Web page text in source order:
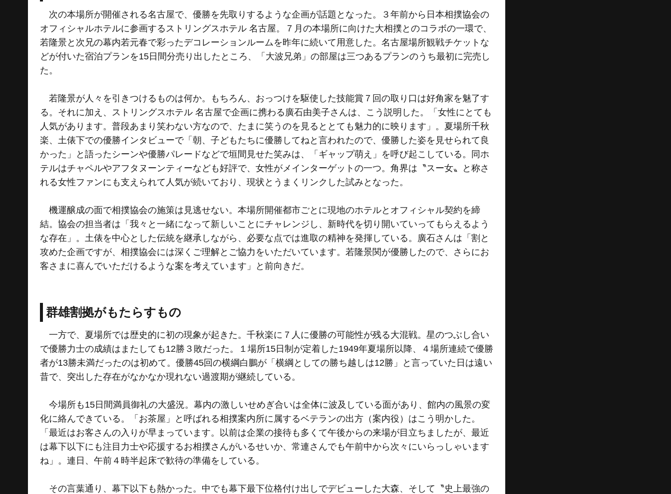
次の本場所が開催される名古屋で、優勝を先取りするような企画が話題となった。３年前から日本相撲協会の
オフィシャルホテルに参画するストリングスホテル 名古屋。７月の本場所に向けた大相撲とのコラボの一環で、
若隆景と次兄の幕内若元春で彩ったデコレーションルームを昨年に続いて用意した。名古屋場所観戦チケットな
どが付いた宿泊プランを15日間分売り出したところ、「大波兄弟」の部屋は三つあるプランのうち最初に完売し
た。
若隆景が人々を引きつけるものは何か。もちろん、おっつけを駆使した技能賞７回の取り口は好角家を魅了す
る。それに加え、ストリングスホテル 名古屋で企画に携わる廣石由美子さんは、こう説明した。「女性にとても
人気があります。普段あまり笑わない方なので、たまに笑うのを見るととても魅力的に映ります」。夏場所千秋
楽、土俵下での優勝インタビューで「朝、子どもたちに優勝してねと言われたので、優勝した姿を見せられて良
かった」と語ったシーンや優勝パレードなどで垣間見せた笑みは、「ギャップ萌え」を呼び起こしている。同ホ
テルはチャペルやアフタヌーンティーなども好評で、女性がメインターゲットの一つ。角界は〝スー女〟と称さ
れる女性ファンにも支えられて人気が続いており、現状とうまくリンクした試みとなった。
機運醸成の面で相撲協会の施策は見逃せない。本場所開催都市ごとに現地のホテルとオフィシャル契約を締
結。協会の担当者は「我々と一緒になって新しいことにチャレンジし、新時代を切り開いていってもらえるよう
な存在」。土俵を中心とした伝統を継承しながら、必要な点では進取の精神を発揮している。廣石さんは「割と
攻めた企画ですが、相撲協会には深くご理解とご協力をいただいています。若隆景関が優勝したので、さらにお
客さまに喜んでいただけるような案を考えています」と前向きだ。
群雄割拠がもたらすもの
一方で、夏場所では歴史的に初の現象が起きた。千秋楽に７人に優勝の可能性が残る大混戦。星のつぶし合い
で優勝力士の成績はまたしても12勝３敗だった。１場所15日制が定着した1949年夏場所以降、４場所連続で優勝
者が13勝未満だったのは初めて。優勝45回の横綱白鵬が「横綱としての勝ち越しは12勝」と言っていた日は遠い
昔で、突出した存在がなかなか現れない過渡期が継続している。
今場所も15日間満員御礼の大盛況。幕内の激しいせめぎ合いは全体に波及している面があり、館内の風景の変
化に絡んできている。「お茶屋」と呼ばれる相撲案内所に属するベテランの出方（案内役）はこう明かした。
「最近はお客さんの入りが早まっています。以前は企業の接待も多くて午後からの来場が目立ちましたが、最近
は幕下以下にも注目力士や応援するお相撲さんがいるせいか、常連さんでも午前中から次々にいらっしゃいます
ね」。連日、午前４時半起床で歓待の準備をしている。
その言葉通り、幕下以下も熱かった。中でも幕下最下位格付け出しでデビューした大森、そして〝史上最強の